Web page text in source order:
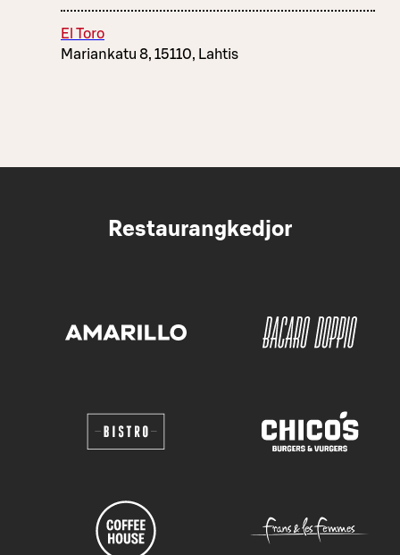
El Toro
Mariankatu 8, 15110, Lahtis
Restaurangkedjor